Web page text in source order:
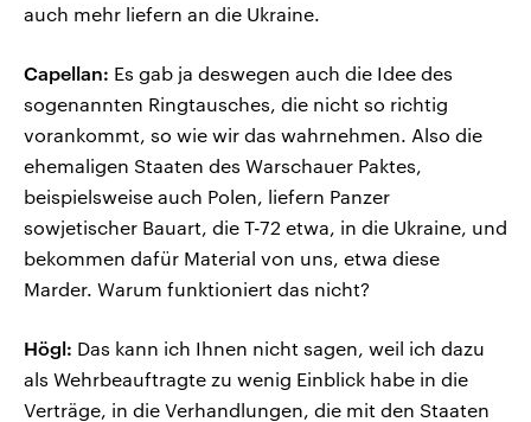
auch mehr liefern an die Ukraine.
Capellan: Es gab ja deswegen auch die Idee des
sogenannten Ringtausches, die nicht so richtig
vorankommt, so wie wir das wahrnehmen. Also die
ehemaligen Staaten des Warschauer Paktes,
beispielsweise auch Polen, liefern Panzer
sowjetischer Bauart, die T-72 etwa, in die Ukraine, und
bekommen dafür Material von uns, etwa diese
Marder. Warum funktioniert das nicht?
Högl: Das kann ich Ihnen nicht sagen, weil ich dazu
als Wehrbeauftragte zu wenig Einblick habe in die
Verträge, in die Verhandlungen, die mit den Staaten